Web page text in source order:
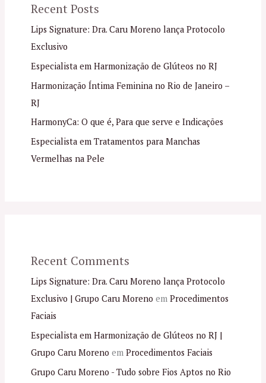
Recent Posts
Lips Signature: Dra. Caru Moreno lança Protocolo
Exclusivo
Especialista em Harmonização de Glúteos no RJ
Harmonização Íntima Feminina no Rio de Janeiro –
RJ
HarmonyCa: O que é, Para que serve e Indicações
Especialista em Tratamentos para Manchas
Vermelhas na Pele
Recent Comments
Lips Signature: Dra. Caru Moreno lança Protocolo
Exclusivo | Grupo Caru Moreno em Procedimentos
Faciais
Especialista em Harmonização de Glúteos no RJ |
Grupo Caru Moreno em Procedimentos Faciais
Grupo Caru Moreno - Tudo sobre Fios Aptos no Rio